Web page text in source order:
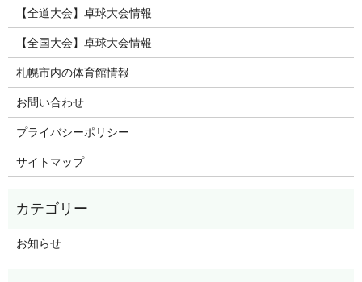
【全道大会】卓球大会情報
【全国大会】卓球大会情報
札幌市内の体育館情報
お問い合わせ
プライバシーポリシー
サイトマップ
お知らせ